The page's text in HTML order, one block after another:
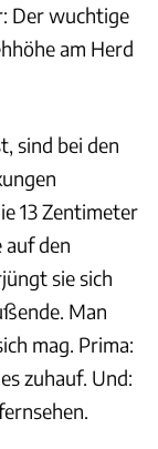
Der wuchtige
am Herd
sind bei den
13 Zentimeter
den
sie sich
Man
mag. Prima:
zuhauf. Und: